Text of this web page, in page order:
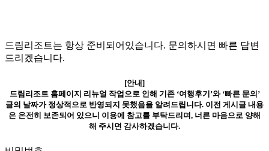
드림리조트는 항상 준비되어있습니다. 문의하시면 빠른 답변
드리겠습니다.
[안내]
드림리조트 홈페이지 리뉴얼 작업으로 인해 기존 ‘여행후기’와 ‘빠른 문의’
글의 날짜가 정상적으로 반영되지 못했음을 알려드립니다. 이전 게시글 내용
은 온전히 보존되어 있으니 이용에 참고를 부탁드리며, 너른 마음으로 양해
해 주시면 감사하겠습니다.